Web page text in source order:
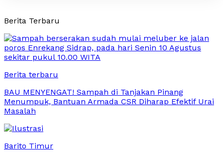
Berita Terbaru
Berita terbaru
BAU MENYENGAT! Sampah di Tanjakan Pinang
Menumpuk, Bantuan Armada CSR Diharap Efektif Urai
Masalah
Barito Timur